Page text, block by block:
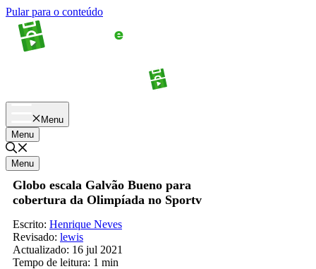
Pular para o conteúdo
Menu
Menu
Menu
Globo escala Galvão Bueno para
cobertura da Olimpíada no Sportv
Escrito: Henrique Neves
Revisado: lewis
Actualizado: 16 jul 2021
Tempo de leitura: 1 min